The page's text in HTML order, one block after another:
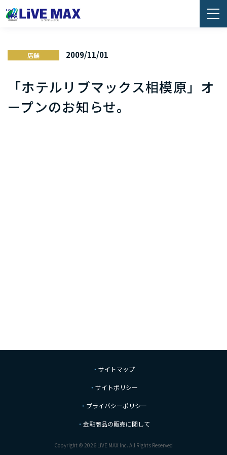
店舗 2009/11/01
「ホテルリブマックス相模原」オ
ープンのお知らせ。
サイトマップ
サイトポリシー
プライバシーポリシー
金融商品の販売に関して
Copyright © 2026 LiVE MAX Inc. All Rights Reserved